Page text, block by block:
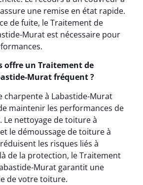
une remise en état rapide.
de fuite, le Traitement de
Murat est nécessaire pour
offre un Traitement de
Murat fréquent ?
charpente à Labastide-Murat
maintenir les performances de
nettoyage de toiture à
le démoussage de toiture à
les risques liés à
de la protection, le Traitement
Murat garantit une
de votre toiture.